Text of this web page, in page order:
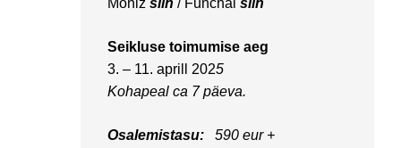
Moniz siin / Funchal siin
Seikluse toimumise aeg
3. – 11. aprill 2025
Kohapeal ca 7 päeva.
Osalemistasu:590 eur+